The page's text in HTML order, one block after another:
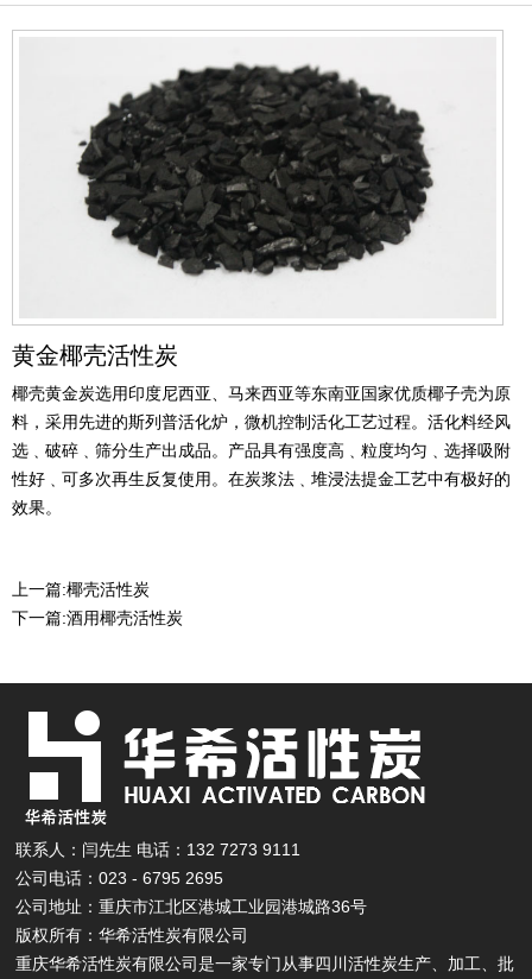
黄金椰壳活性炭
椰壳黄金炭选用印度尼西亚、马来西亚等东南亚国家优质椰子壳为原
料，采用先进的斯列普活化炉，微机控制活化工艺过程。活化料经风
选﹑破碎﹑筛分生产出成品。产品具有强度高﹑粒度均匀﹑选择吸附
性好﹑可多次再生反复使用。在炭浆法﹑堆浸法提金工艺中有极好的
效果。
上一篇:椰壳活性炭
下一篇:酒用椰壳活性炭
联系人：闫先生 电话：132 7273 9111
公司电话：023 - 6795 2695
公司地址：重庆市江北区港城工业园港城路36号
版权所有：华希活性炭有限公司
重庆华希活性炭有限公司是一家专门从事四川活性炭生产、加工、批